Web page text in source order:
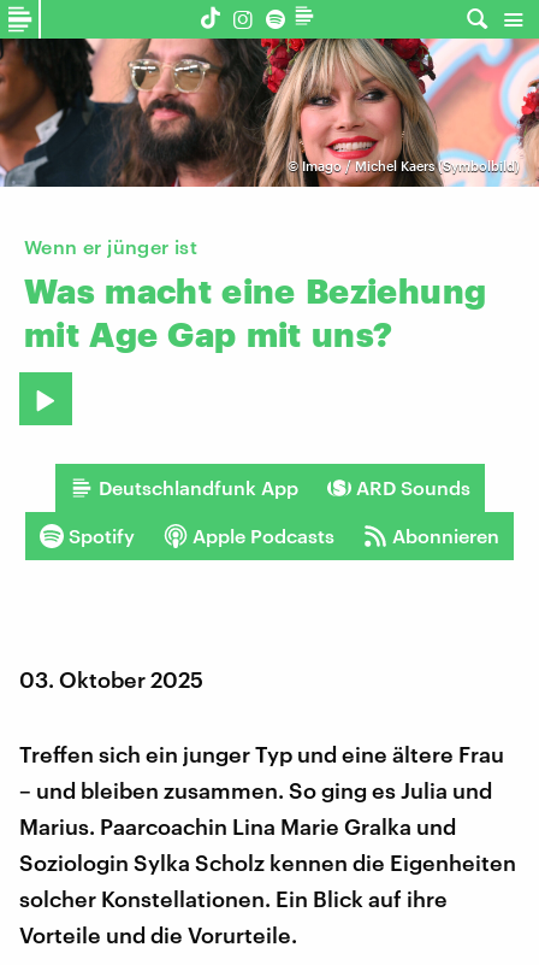
©Imago / Michel Kaers (Symbolbild)
Wenn er jünger ist
Was macht eine Beziehung
mit Age Gap mit uns?
Deutschlandfunk App ARD Sounds
Spotify Apple Podcasts Abonnieren
03. Oktober 2025
Treffen sich ein junger Typ und eine ältere Frau
– und bleiben zusammen. So ging es Julia und
Marius. Paarcoachin Lina Marie Gralka und
Soziologin Sylka Scholz kennen die Eigenheiten
solcher Konstellationen. Ein Blick auf ihre
Vorteile und die Vorurteile.